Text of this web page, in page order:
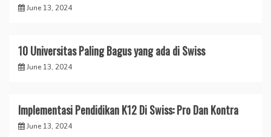
June 13, 2024
10 Universitas Paling Bagus yang ada di Swiss
June 13, 2024
Implementasi Pendidikan K12 Di Swiss: Pro Dan Kontra
June 13, 2024